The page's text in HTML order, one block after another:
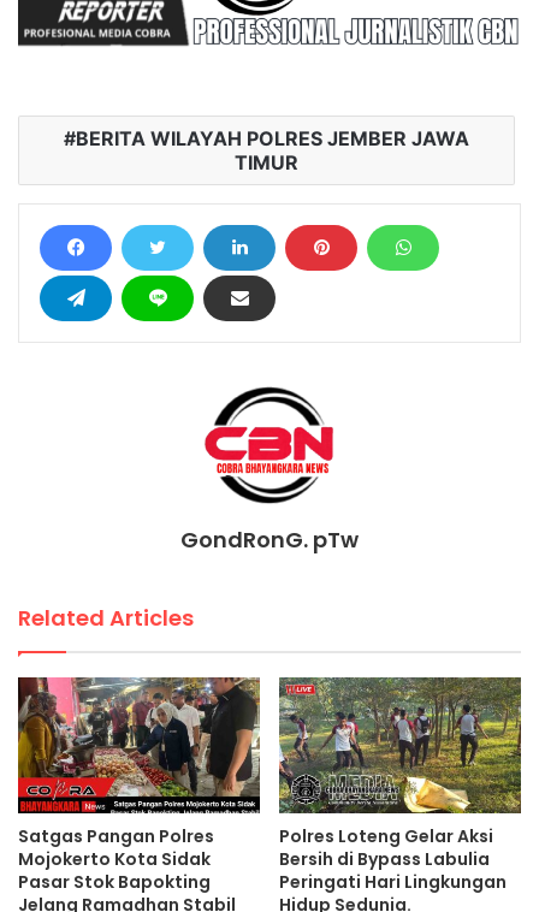
BERITA WILAYAH POLRES JEMBER JAWA
TIMUR
GondRonG. pTw
Related Articles
Satgas Pangan Polres
Mojokerto Kota Sidak
Pasar Stok Bapokting
Jelang Ramadhan Stabil
Polres Loteng Gelar Aksi
Bersih di Bypass Labulia
Peringati Hari Lingkungan
Hidup Sedunia.‎